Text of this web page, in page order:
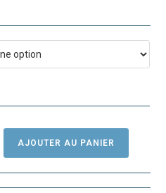
AJOUTER AU PANIER